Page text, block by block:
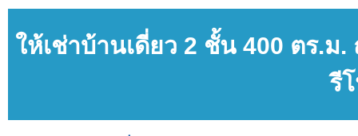
ให้เช่าบ้านเดี่ยว 2 ชั้น 400 ตร.
รี